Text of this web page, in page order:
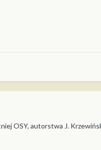
OSY, autorstwa J.